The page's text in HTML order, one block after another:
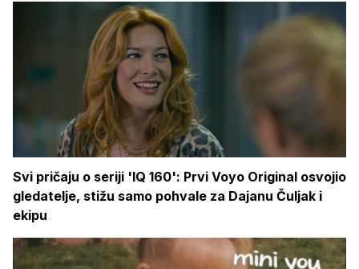
Svi pričaju o seriji 'IQ 160': Prvi Voyo Original osvojio
gledatelje, stižu samo pohvale za Dajanu Čuljak i
ekipu